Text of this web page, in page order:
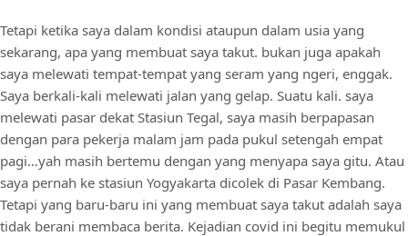
Tetapi ketika saya dalam kondisi ataupun dalam usia yang
sekarang, apa yang membuat saya takut. bukan juga apakah
saya melewati tempat-tempat yang seram yang ngeri, enggak.
Saya berkali-kali melewati jalan yang gelap. Suatu kali. saya
melewati pasar dekat Stasiun Tegal, saya masih berpapasan
dengan para pekerja malam jam pada pukul setengah empat
pagi…yah masih bertemu dengan yang menyapa saya gitu. Atau
saya pernah ke stasiun Yogyakarta dicolek di Pasar Kembang.
Tetapi yang baru-baru ini yang membuat saya takut adalah saya
tidak berani membaca berita. Kejadian covid ini begitu memukul